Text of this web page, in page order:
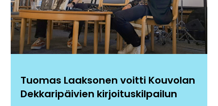
Tuomas Laaksonen voitti Kouvolan
Dekkaripäivien kirjoituskilpailun